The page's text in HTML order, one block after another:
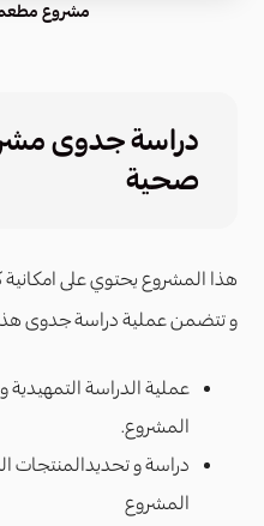
مشروع
دراسة جدوى
صحية
هذا المشروع يحتوي على امكانية
و تتضمن عملية دراسة جدوى
عملية الدراسة التمهيدية
المشروع.
دراسة و
المشروع